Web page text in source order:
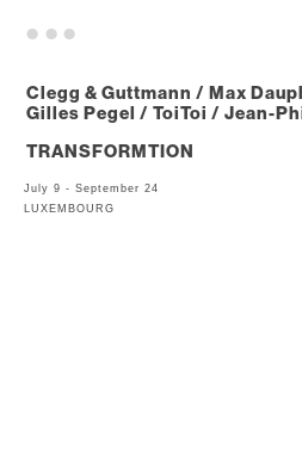
Clegg & Guttmann / Max
Gilles Pegel / ToiToi / Jean-
TRANSFORMTION
July 9 - September 24
LUXEMBOURG